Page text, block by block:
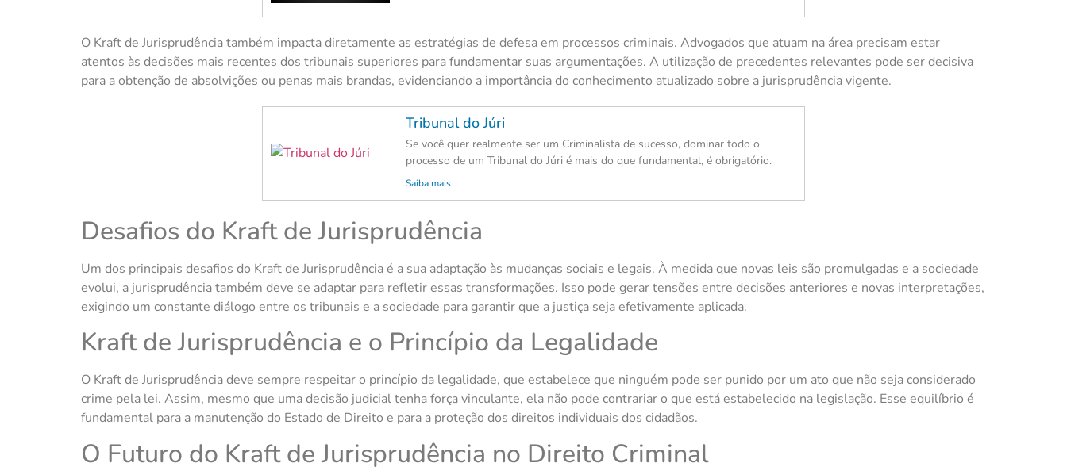
O Kraft de Jurisprudência também impacta diretamente as estratégias de defesa em processos criminais. Advogados que atuam na área precisam estar
atentos às decisões mais recentes dos tribunais superiores para fundamentar suas argumentações. A utilização de precedentes relevantes pode ser decisiva
para a obtenção de absolvições ou penas mais brandas, evidenciando a importância do conhecimento atualizado sobre a jurisprudência vigente.
Tribunal do Júri
Se você quer realmente ser um Criminalista de sucesso, dominar todo o
processo de um Tribunal do Júri é mais do que fundamental, é obrigatório.
Saiba mais
Desafios do Kraft de Jurisprudência
Um dos principais desafios do Kraft de Jurisprudência é a sua adaptação às mudanças sociais e legais. À medida que novas leis são promulgadas e a sociedade
evolui, a jurisprudência também deve se adaptar para refletir essas transformações. Isso pode gerar tensões entre decisões anteriores e novas interpretações,
exigindo um constante diálogo entre os tribunais e a sociedade para garantir que a justiça seja efetivamente aplicada.
Kraft de Jurisprudência e o Princípio da Legalidade
O Kraft de Jurisprudência deve sempre respeitar o princípio da legalidade, que estabelece que ninguém pode ser punido por um ato que não seja considerado
crime pela lei. Assim, mesmo que uma decisão judicial tenha força vinculante, ela não pode contrariar o que está estabelecido na legislação. Esse equilíbrio é
fundamental para a manutenção do Estado de Direito e para a proteção dos direitos individuais dos cidadãos.
O Futuro do Kraft de Jurisprudência no Direito Criminal